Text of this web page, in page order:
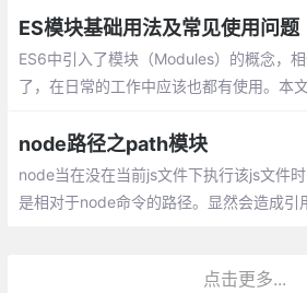
ES模块基础用法及常见使用问题
ES6中引入了模块（Modules）的概念，
了，在日常的工作中应该也都有使用。本
node路径之path模块
node当在没在当前js文件下执行该js文件
是相对于node命令的路径。显然会造成引
点击更多...